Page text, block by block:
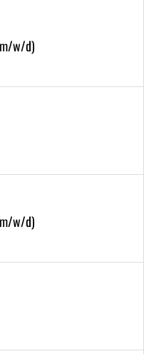
w/d)
w/d)